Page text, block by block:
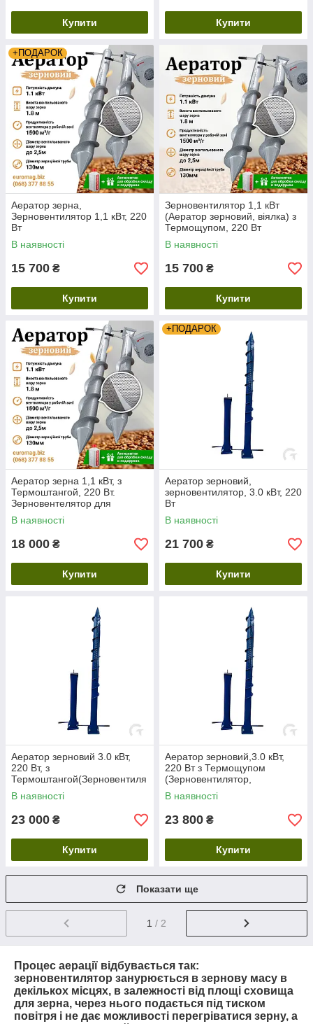
Купити Купити
+ПОДАРОК
Аератор зерна,
Зерновентилятор 1,1 кВт, 220
Вт
В наявності
15 700 ₴
Купити
Зерновентилятор 1,1 кВт
(Аератор зерновий, віялка) з
Термощупом, 220 Вт
В наявності
15 700 ₴
Купити
Аератор зерна 1,1 кВт, з
Термоштангой, 220 Вт.
Зерновентелятор для
сушікизерна
В наявності
18 000 ₴
Купити
+ПОДАРОК
Аератор зерновий,
зерновентилятор, 3.0 кВт, 220
Вт
В наявності
21 700 ₴
Купити
Аератор зерновий 3.0 кВт,
220 Вт, з
Термоштангой(Зерновентиля
тор, зерносушарка, віялка
для зерна)
В наявності
23 000 ₴
Купити
Аератор зерновий,3.0 кВт,
220 Вт з Термощупом
(Зерновентилятор,
зерносушарка, віялка для
зерна)
В наявності
23 800 ₴
Купити
Показати ще
1 / 2
Процес аерації відбувається так:
зерновентилятор занурюється в зернову масу в
декількох місцях, в залежності від площі сховища
для зерна, через нього подається під тиском
повітря і не дає можливості перегріватися зерну, а